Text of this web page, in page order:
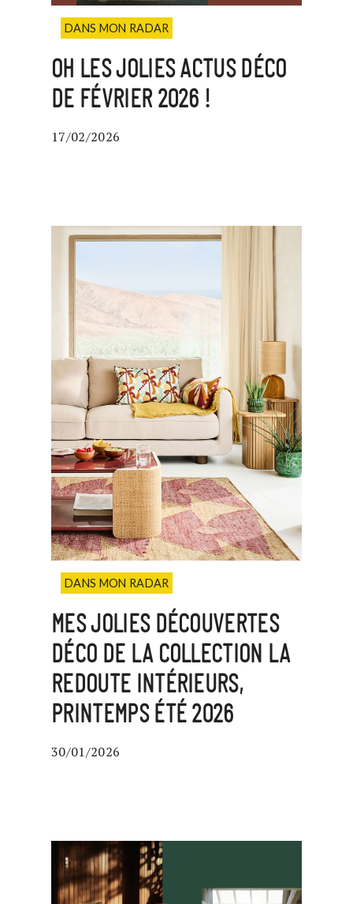
DANS MON RADAR
OH LES JOLIES ACTUS DÉCO
DE FÉVRIER 2026 !
17/02/2026
DANS MON RADAR
MES JOLIES DÉCOUVERTES
DÉCO DE LA COLLECTION LA
REDOUTE INTÉRIEURS,
PRINTEMPS ÉTÉ 2026
30/01/2026